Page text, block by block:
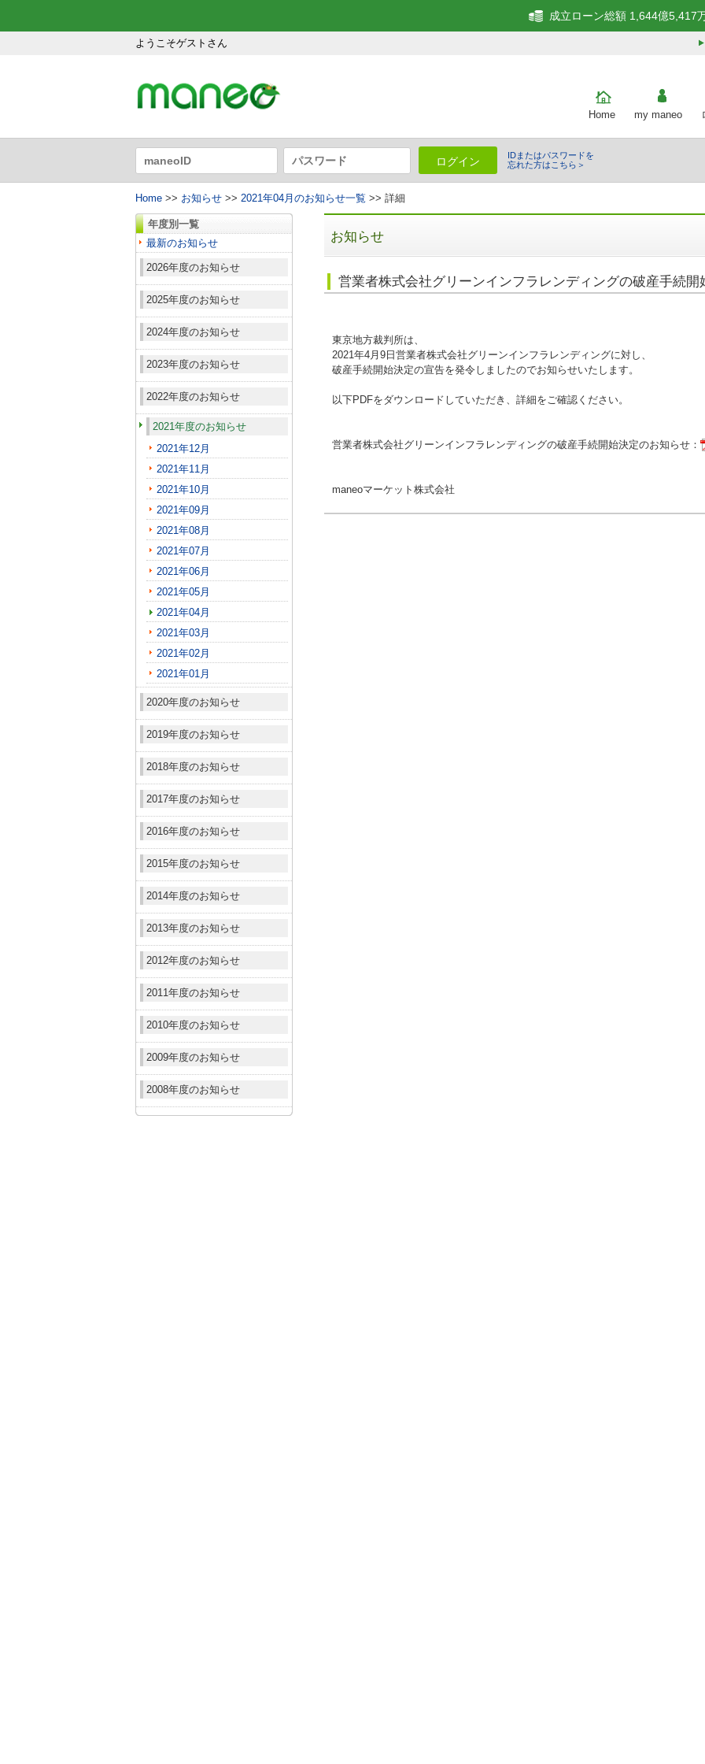
ようこそゲストさん
成立ローン総額 1,644億5,417
Home my maneo
ログイン
IDまたはパスワードを
忘れた方はこちら＞
Home >> お知らせ >> 2021年04月のお知らせ一覧 >> 詳細
年度別一覧
最新のお知らせ
2026年度のお知らせ
2025年度のお知らせ
2024年度のお知らせ
2023年度のお知らせ
2022年度のお知らせ
2021年度のお知らせ
2021年12月
2021年11月
2021年10月
2021年09月
2021年08月
2021年07月
2021年06月
2021年05月
2021年04月
2021年03月
2021年02月
2021年01月
2020年度のお知らせ
2019年度のお知らせ
2018年度のお知らせ
2017年度のお知らせ
2016年度のお知らせ
2015年度のお知らせ
2014年度のお知らせ
2013年度のお知らせ
2012年度のお知らせ
2011年度のお知らせ
2010年度のお知らせ
2009年度のお知らせ
2008年度のお知らせ
お知らせ
営業者株式会社グリーンインフラレンディングの破産手続
東京地方裁判所は、
2021年4月9日営業者株式会社グリーンインフラレンディングに対し、
破産手続開始決定の宣告を発令しましたのでお知らせいたします。
以下PDFをダウンロードしていただき、詳細をご確認ください。
営業者株式会社グリーンインフラレンディングの破産手続開始決定のお知らせ：
maneoマーケット株式会社